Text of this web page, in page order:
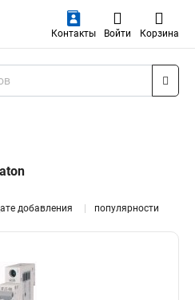
Контакты Войти Корзина
добавления популярности